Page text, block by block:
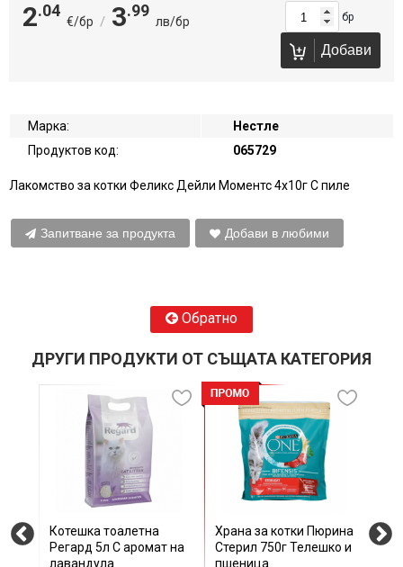
2.04
€/бр / 3.99
лв/бр бр
Добави
Марка:
Нестле
Продуктов код:
065729
Лакомство за котки Феликс Дейли Моментс 4х10г С пиле
Запитване за продукта Добави в любими
Обратно
ДРУГИ ПРОДУКТИ ОТ СЪЩАТА КАТЕГОРИЯ
Котешка тоалетна
Регард 5л С аромат на
лавандула
Храна за котки Пюрина
Стерил 750г Телешко и
пшеница